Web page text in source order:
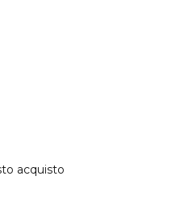
acquisto